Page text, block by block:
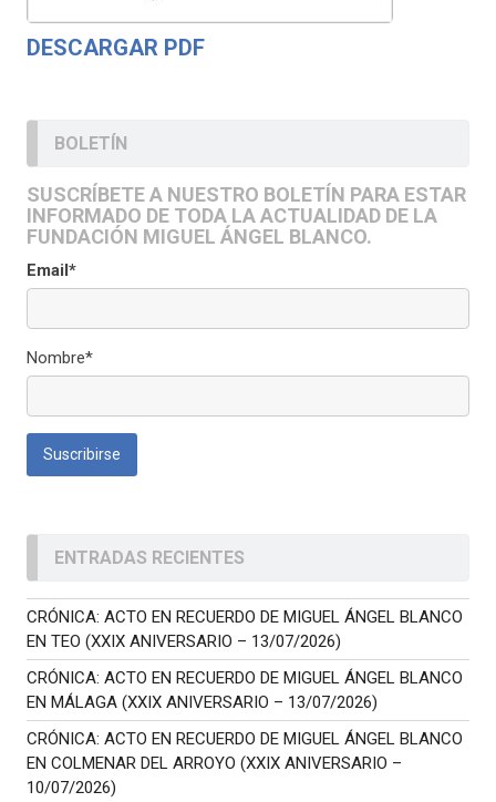
DESCARGAR PDF
BOLETÍN
SUSCRÍBETE A NUESTRO BOLETÍN PARA ESTAR
INFORMADO DE TODA LA ACTUALIDAD DE LA
FUNDACIÓN MIGUEL ÁNGEL BLANCO.
Email*
Nombre*
ENTRADAS RECIENTES
CRÓNICA: ACTO EN RECUERDO DE MIGUEL ÁNGEL BLANCO
EN TEO (XXIX ANIVERSARIO – 13/07/2026)
CRÓNICA: ACTO EN RECUERDO DE MIGUEL ÁNGEL BLANCO
EN MÁLAGA (XXIX ANIVERSARIO – 13/07/2026)
CRÓNICA: ACTO EN RECUERDO DE MIGUEL ÁNGEL BLANCO
EN COLMENAR DEL ARROYO (XXIX ANIVERSARIO –
10/07/2026)